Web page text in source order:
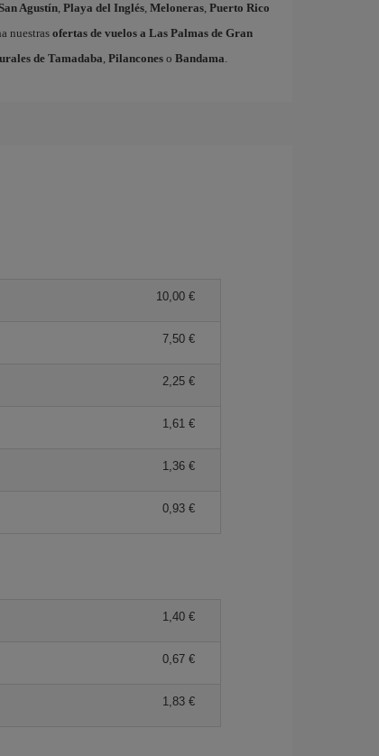
Agustín, Playa del Inglés, Meloneras, Puerto Rico
nuestrasofertas de vuelos a Las Palmas de Gran
de Tamadaba, Pilanconeso Bandama.
10,00 €
7,50 €
2,25 €
1,61 €
1,36 €
0,93 €
1,40 €
0,67 €
1,83 €